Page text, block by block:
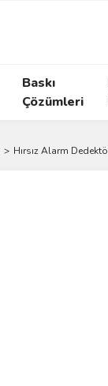
Baskı
Çözümleri
Hırsız Alarm